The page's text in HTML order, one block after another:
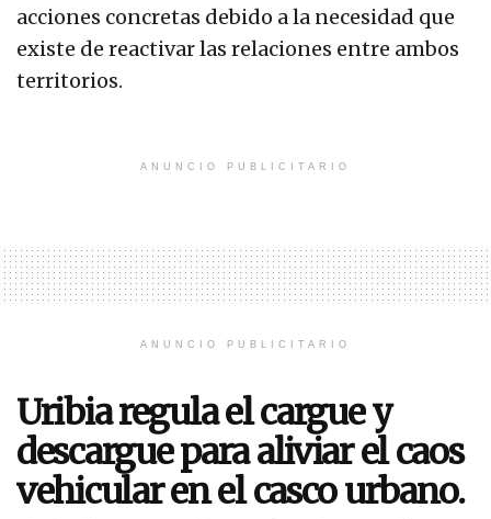
acciones concretas debido a la necesidad que
existe de reactivar las relaciones entre ambos
territorios.
ANUNCIO PUBLICITARIO
ANUNCIO PUBLICITARIO
Uribia regula el cargue y
descargue para aliviar el caos
vehicular en el casco urbano.